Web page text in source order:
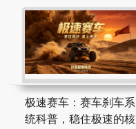
极速赛车：赛车刹车系
统科普，稳住极速的核